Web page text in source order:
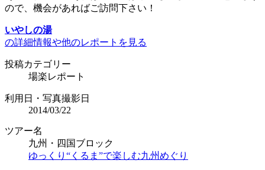
ので、機会があればご訪問下さい！
いやしの湯
の詳細情報や他のレポートを見る
投稿カテゴリー
場楽レポート
利用日・写真撮影日
2014/03/22
ツアー名
九州・四国ブロック
ゆっくり“くるま”で楽しむ九州めぐり